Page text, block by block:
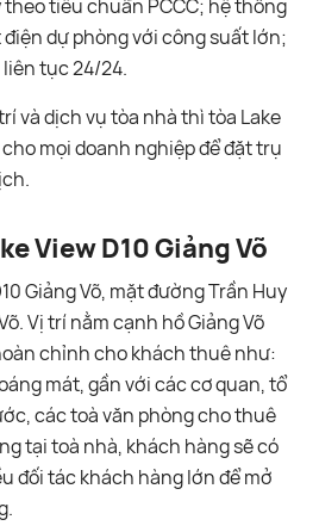
tiêu chuẩn PCCC; hệ thống
dự phòng với công suất lớn;
tục 24/24.
và dịch vụ tòa nhà thì tòa Lake
mọi doanh nghiệp để đặt trụ
View D10 Giảng Võ
Giảng Võ, mặt đường Trần Huy
Vị trí nằm cạnh hồ Giảng Võ
chỉnh cho khách thuê như:
mát, gần với các cơ quan, tổ
các toà văn phòng cho thuê
tại toà nhà, khách hàng sẽ có
đối tác khách hàng lớn để mở